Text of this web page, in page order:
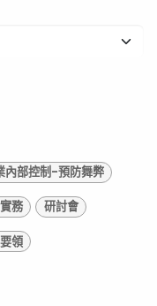
內部控制-預防舞弊
務 研討會
領